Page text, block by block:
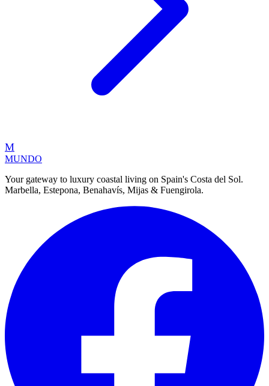
M
MUNDO
Your gateway to luxury coastal living on Spain's Costa del Sol.
Marbella, Estepona, Benahavís, Mijas & Fuengirola.